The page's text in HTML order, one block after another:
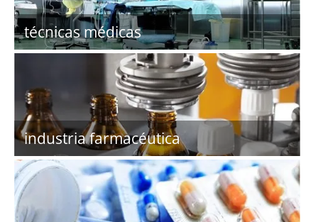
técnicas médicas
industria farmacéutica